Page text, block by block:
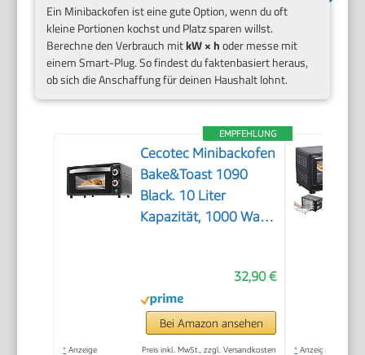
Ein Minibackofen ist eine gute Option, wenn du oft
kleine Portionen kochst und Platz sparen willst.
Berechne den Verbrauch mitkW × hoder messe mit
einem Smart-Plug. So findest du faktenbasiert heraus,
ob sich die Anschaffung für deinen Haushalt lohnt.
EMPFEHLUNG
Cecotec Minibackofen
Bake&Toast 1090
Black. 10 Liter
Kapazität, 1000 Watt
Minuten-Timer,
Doppelglastür und
Quarzheizelemente
32,90 €
Bei Amazon ansehen
* Anzeige Preis inkl. MwSt., zzgl. Versandkosten * Anzeige